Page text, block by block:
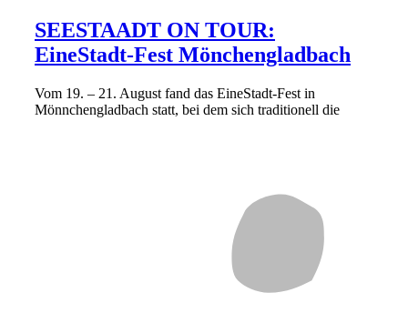
SEESTAADT ON TOUR:
EineStadt-Fest Mönchengladbach
Vom 19. – 21. August fand das EineStadt-Fest in
Mönnchengladbach statt, bei dem sich traditionell die